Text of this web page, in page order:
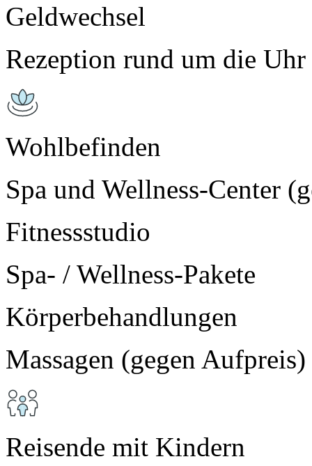
Geldwechsel
Rezeption rund um die
Wohlbefinden
Spa und Wellness-Center
Fitnessstudio
Spa- / Wellness-Pakete
Körperbehandlungen
Massagen (gegen Aufpreis)
Reisende mit Kindern